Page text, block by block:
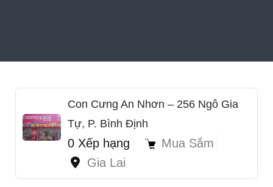
Con Cưng An Nhơn – 256 Ngô Gia
Tự, P. Bình Định
0 Xếp hạng
Mua Sắm
Gia Lai